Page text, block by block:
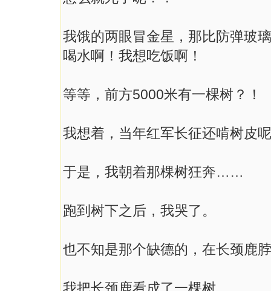
我饿的两眼冒金星，那比防弹玻
喝水啊！我想吃饭啊！
等等，前方5000米有一棵树？！
我想着，当年红军长征还啃树皮
于是，我朝着那棵树狂奔……
跑到树下之后，我哭了。
也不知是那个缺德的，在长颈鹿